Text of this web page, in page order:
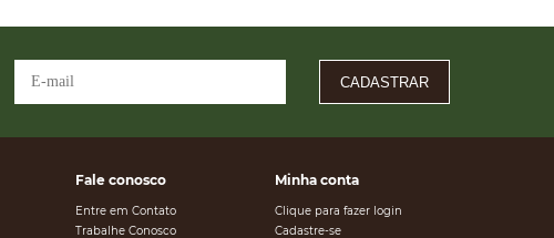
CADASTRAR
Fale conosco
Entre em Contato
Trabalhe Conosco
Minha conta
Clique para fazer login
Cadastre-se